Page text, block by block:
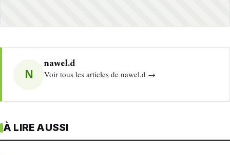
N
nawel.d
Voir tous les articles de nawel.d →
À LIRE AUSSI